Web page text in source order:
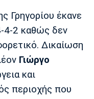
Γρηγορίου έκανε
4-2 καθώς δεν
Δικαίωση
Γιώργο
και
περιοχής που